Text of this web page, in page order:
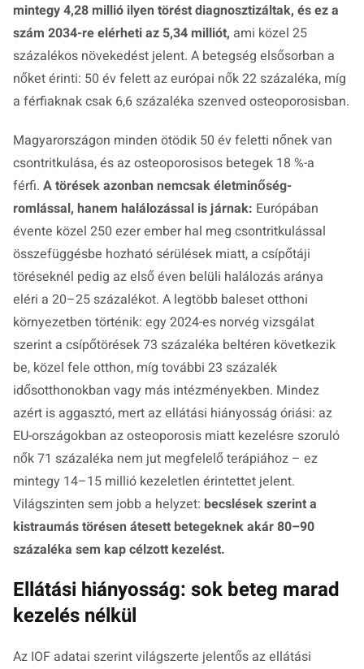
mintegy 4,28 millió ilyen törést diagnosztizáltak, és ez a
szám 2034-re elérheti az 5,34 milliót, ami közel 25
százalékos növekedést jelent. A betegség elsősorban a
nőket érinti: 50 év felett az európai nők 22 százaléka, míg
a férfiaknak csak 6,6 százaléka szenved osteoporosisban.
Magyarországon minden ötödik 50 év feletti nőnek van
csontritkulása, és az osteoporosisos betegek 18 %-a
férfi. A törések azonban nemcsak életminőség-
romlással, hanem halálozással is járnak: Európában
évente közel 250 ezer ember hal meg csontritkulással
összefüggésbe hozható sérülések miatt, a csípőtáji
töréseknél pedig az első éven belüli halálozás aránya
eléri a 20–25 százalékot. A legtöbb baleset otthoni
környezetben történik: egy 2024-es norvég vizsgálat
szerint a csípőtörések 73 százaléka beltéren következik
be, közel fele otthon, míg további 23 százalék
idősotthonokban vagy más intézményekben. Mindez
azért is aggasztó, mert az ellátási hiányosság óriási: az
EU-országokban az osteoporosis miatt kezelésre szoruló
nők 71 százaléka nem jut megfelelő terápiához – ez
mintegy 14–15 millió kezeletlen érintettet jelent.
Világszinten sem jobb a helyzet: becslések szerint a
kistraumás törésen átesett betegeknek akár 80–90
százaléka sem kap célzott kezelést.
Ellátási hiányosság: sok beteg marad
kezelés nélkül
Az IOF adatai szerint világszerte jelentős az ellátási